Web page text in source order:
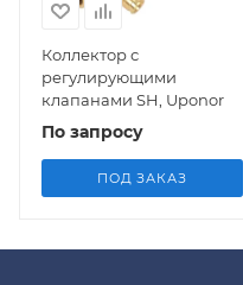
Коллектор с
регулирующими
клапанами SH, Uponor
По запросу
ПОД ЗАКАЗ